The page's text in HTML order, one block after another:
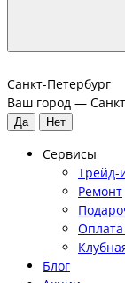
Санкт-Петербург
Ваш город —
Сервисы
Трейд-
Ремонт
Блог